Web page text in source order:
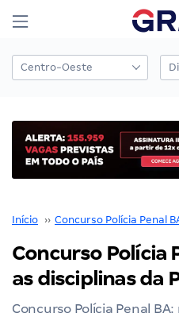
Início ›› Concurso Polícia Penal
Concurso Polícia
as disciplinas da
Concurso Polícia Penal